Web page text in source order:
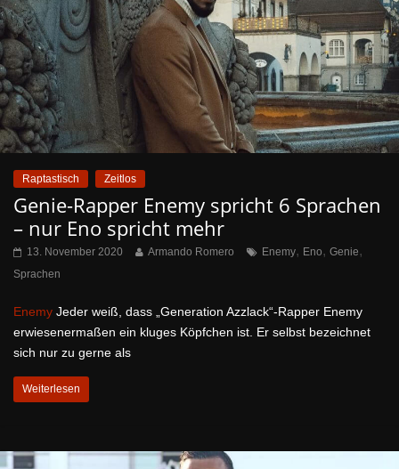
Raptastisch Zeitlos
Genie-Rapper Enemy spricht 6 Sprachen
– nur Eno spricht mehr
13. November 2020 Armando Romero Enemy, Eno, Genie,
Sprachen
Enemy Jeder weiß, dass „Generation Azzlack“-Rapper Enemy
erwiesenermaßen ein kluges Köpfchen ist. Er selbst bezeichnet
sich nur zu gerne als
Weiterlesen